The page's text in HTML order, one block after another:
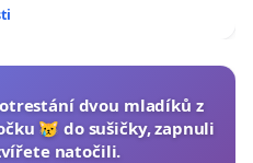
dvou mladíků z
😿 do sušičky, zapnuli
natočili.